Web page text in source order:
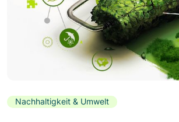
Nachhaltigkeit & Umwelt